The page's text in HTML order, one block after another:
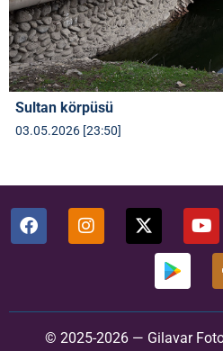
Sultan körpüsü
03.05.2026 [23:50]
© 2025-2026 — Gilavar